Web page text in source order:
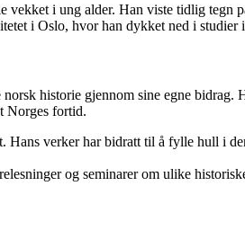
i ung alder. Han viste tidlig tegn
i Oslo, hvor han dykket ned i studier
historie gjennom sine egne
Norges fortid.
verker har bidratt til å fylle hull i
og seminarer om ulike